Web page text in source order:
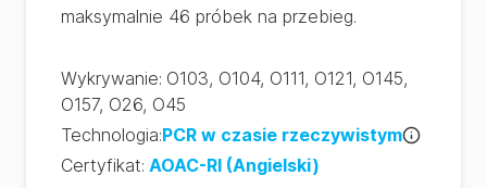
maksymalnie 46 próbek na przebieg.
Wykrywanie: O103, O104, O111, O121, O145,
O157, O26, O45
Technologia:PCR w czasie rzeczywistym
Certyfikat: AOAC-RI (Angielski)